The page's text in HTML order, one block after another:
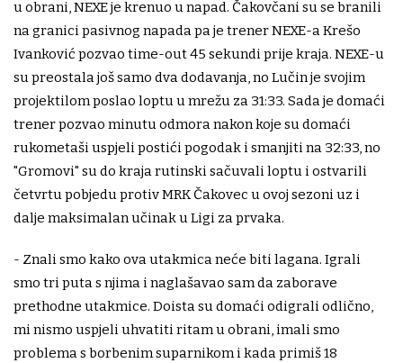
u obrani, NEXE je krenuo u napad. Čakovčani su se branili
na granici pasivnog napada pa je trener NEXE-a Krešo
Ivanković pozvao time-out 45 sekundi prije kraja. NEXE-u
su preostala još samo dva dodavanja, no Lučin je svojim
projektilom poslao loptu u mrežu za 31:33. Sada je domaći
trener pozvao minutu odmora nakon koje su domaći
rukometaši uspjeli postići pogodak i smanjiti na 32:33, no
"Gromovi" su do kraja rutinski sačuvali loptu i ostvarili
četvrtu pobjedu protiv MRK Čakovec u ovoj sezoni uz i
dalje maksimalan učinak u Ligi za prvaka.
- Znali smo kako ova utakmica neće biti lagana. Igrali
smo tri puta s njima i naglašavao sam da zaborave
prethodne utakmice. Doista su domaći odigrali odlično,
mi nismo uspjeli uhvatiti ritam u obrani, imali smo
problema s borbenim suparnikom i kada primiš 18